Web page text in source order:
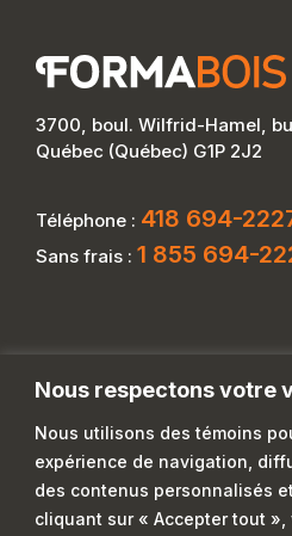
Nous respectons votre
Nous utilisons des témoins
expérience de navigation,
des contenus personnalisés
cliquant sur « Accepter tout
3700, boul. Wilfrid-Hamel,
Québec (Québec) G1P 2J2
Téléphone : 418 694-
Sans frais : 1 855 694-